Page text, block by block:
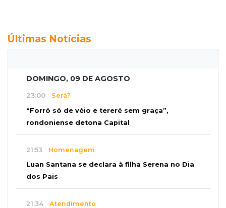
Últimas Notícias
DOMINGO, 09 DE AGOSTO
23:00 Será?
“Forró só de véio e tereré sem graça”,
rondoniense detona Capital
21:53 Homenagem
Luan Santana se declara à filha Serena no Dia
dos Pais
21:34 Atendimento